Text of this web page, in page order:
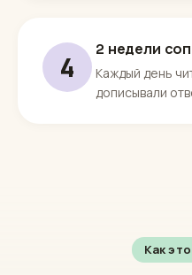
4
2 недели
Каждый день
дописывали
Как